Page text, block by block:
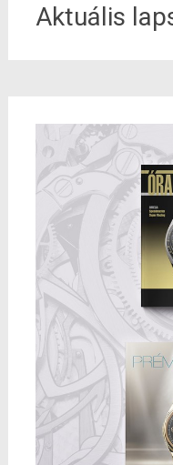
Aktuális